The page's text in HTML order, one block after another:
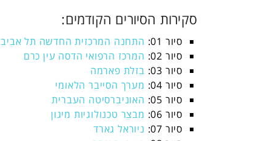
סקירות הסיורים הקודמים:
סיור 01:
התחנה המרכזית החדשה תל אביב
סיור 02:
המרכז הרפואי הדסה עין כרם
סיור 03:
בזלת פארמה
סיור 04:
מערך הסייבר הלאומי
סיור 05:
האוניברסיטה העברית
סיור 06:
מבצר טכנולוגיות מיגון
סיור 07:
ניוראל גארד